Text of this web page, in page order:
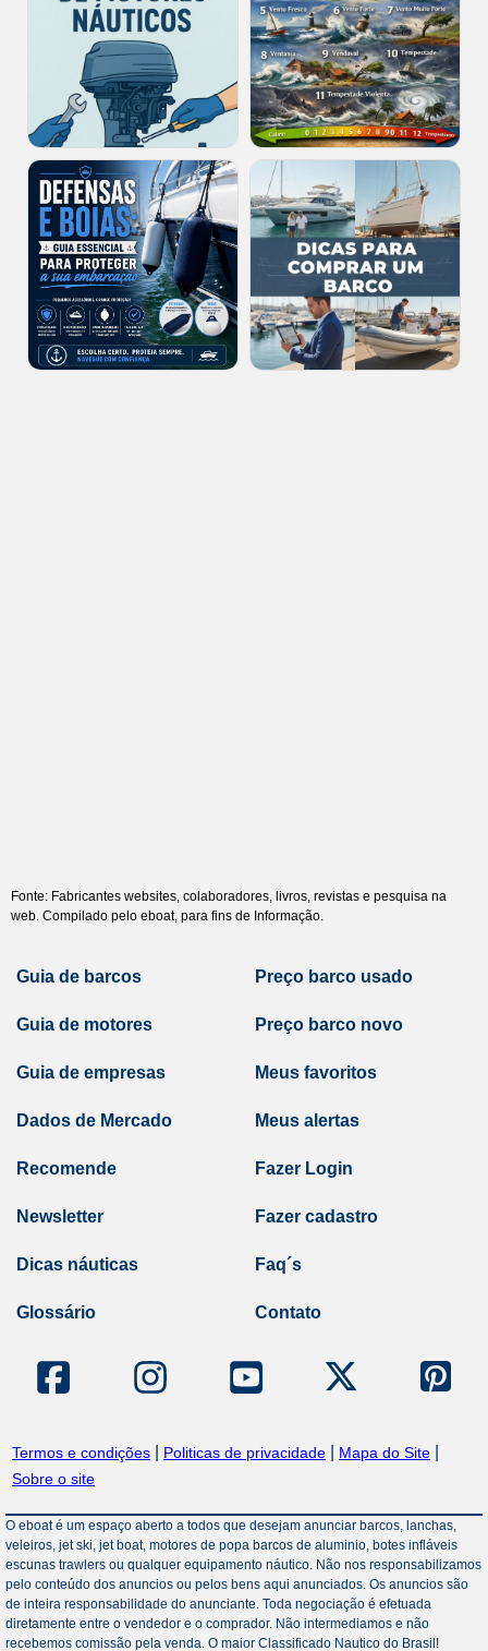
Fonte: Fabricantes websites, colaboradores, livros, revistas e pesquisa na
web. Compilado pelo eboat, para fins de Informação.
Guia de barcos
Guia de motores
Guia de empresas
Dados de Mercado
Preço barco usado
Preço barco novo
Meus favoritos
Meus alertas
Recomende
Newsletter
Dicas náuticas
Glossário
Fazer Login
Fazer cadastro
Faq´s
Contato
Termos e condições Politicas de privacidade Mapa do Site
Sobre o site
O eboat é um espaço aberto a todos que desejam anunciar barcos, lanchas,
veleiros, jet ski, jet boat, motores de popa barcos de aluminio, botes infláveis
escunas trawlers ou qualquer equipamento náutico. Não nos responsabilizamos
pelo conteúdo dos anuncios ou pelos bens aqui anunciados. Os anuncios são
de inteira responsabilidade do anunciante. Toda negociação é efetuada
diretamente entre o vendedor e o comprador. Não intermediamos e não
recebemos comissão pela venda. O maior Classificado Nautico do Brasil!